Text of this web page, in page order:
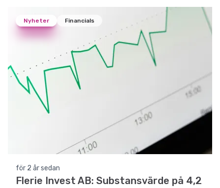
Nyheter Financials
för 2 år sedan
Flerie Invest AB: Substansvärde på 4,2